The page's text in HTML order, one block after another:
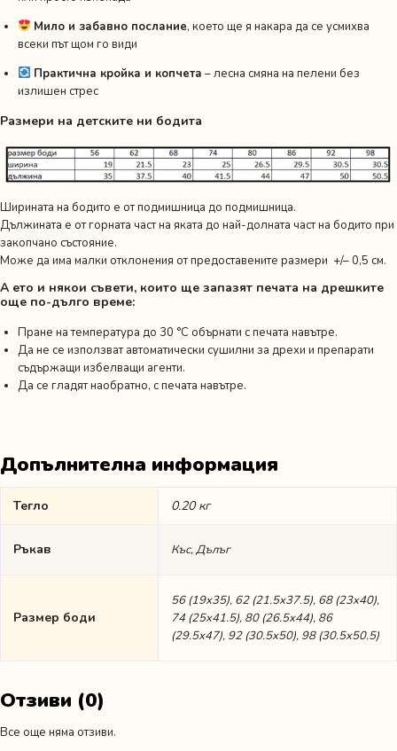
Мило и забавно послание, което ще я накара да се усмихва
всеки път щом го види
Практична кройка и копчета – лесна смяна на пелени без
излишен стрес
Размери на детските ни бодита
Ширината на бодито е от подмишница до подмишница.
Дължината е от горната част на яката до най-долната част на бодито при
закопчано състояние.
Може да има малки отклонения от предоставените размери +/– 0,5 см.
А ето и някои съвети, които ще запазят печата на дрешките
още по-дълго време:
Пране на температура до 30 °C обърнати с печата навътре.
Да не се използват автоматически сушилни за дрехи и препарати
съдържащи избелващи агенти.
Да се гладят наобратно, с печата навътре.
Допълнителна информация
Тегло 0.20 кг
Ръкав Къс, Дълъг
Размер боди
56 (19х35), 62 (21.5х37.5), 68 (23х40),
74 (25х41.5), 80 (26.5х44), 86
(29.5х47), 92 (30.5х50), 98 (30.5х50.5)
Отзиви (0)
Все още няма отзиви.